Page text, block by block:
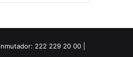
222 229 20 00 |